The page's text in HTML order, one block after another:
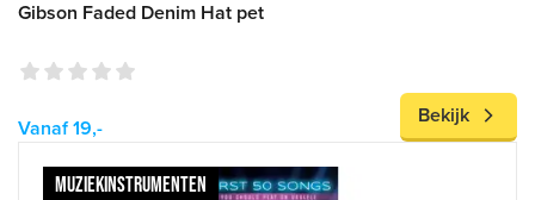
Gibson Faded Denim Hat pet
Vanaf 19,-
Bekijk
MUZIEKINSTRUMENTEN